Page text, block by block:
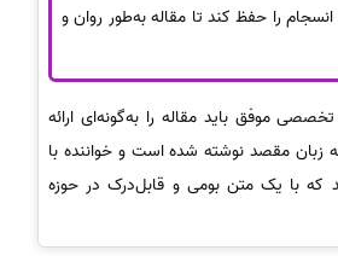
را حفظ کند تا مقاله به‌طور روان و
موفق باید مقاله را به‌گونه‌ای ارائه
زبان مقصد نوشته شده است و خواننده با
که با یک متن بومی و قابل‌درک در حوزه